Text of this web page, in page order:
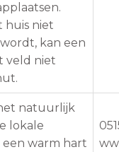
huis niet
kan een
veld niet
natuurlijk
lokale
warm hart